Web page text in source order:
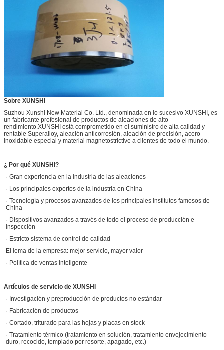
Sobre XUNSHI
Suzhou Xunshi New Material Co. Ltd., denominada en lo sucesivo XUNSHI, es
un fabricante profesional de productos de aleaciones de alto
rendimiento.XUNSHI está comprometido en el suministro de alta calidad y
rentable Superalloy, aleación anticorrosión, aleación de precisión, acero
inoxidable especial y material magnetostrictive a clientes de todo el mundo.
¿ Por qué XUNSHI?
· Gran experiencia en la industria de las aleaciones
· Los principales expertos de la industria en China
· Tecnología y procesos avanzados de los principales institutos famosos de
China
· Dispositivos avanzados a través de todo el proceso de producción e
inspección
· Estricto sistema de control de calidad
El lema de la empresa: mejor servicio, mayor valor
· Política de ventas inteligente
Artículos de servicio de XUNSHI
· Investigación y preproducción de productos no estándar
· Fabricación de productos
· Cortado, triturado para las hojas y placas en stock
· Tratamiento térmico (tratamiento en solución, tratamiento envejecimiento
duro, recocido, templado por resorte, apagado, etc.)